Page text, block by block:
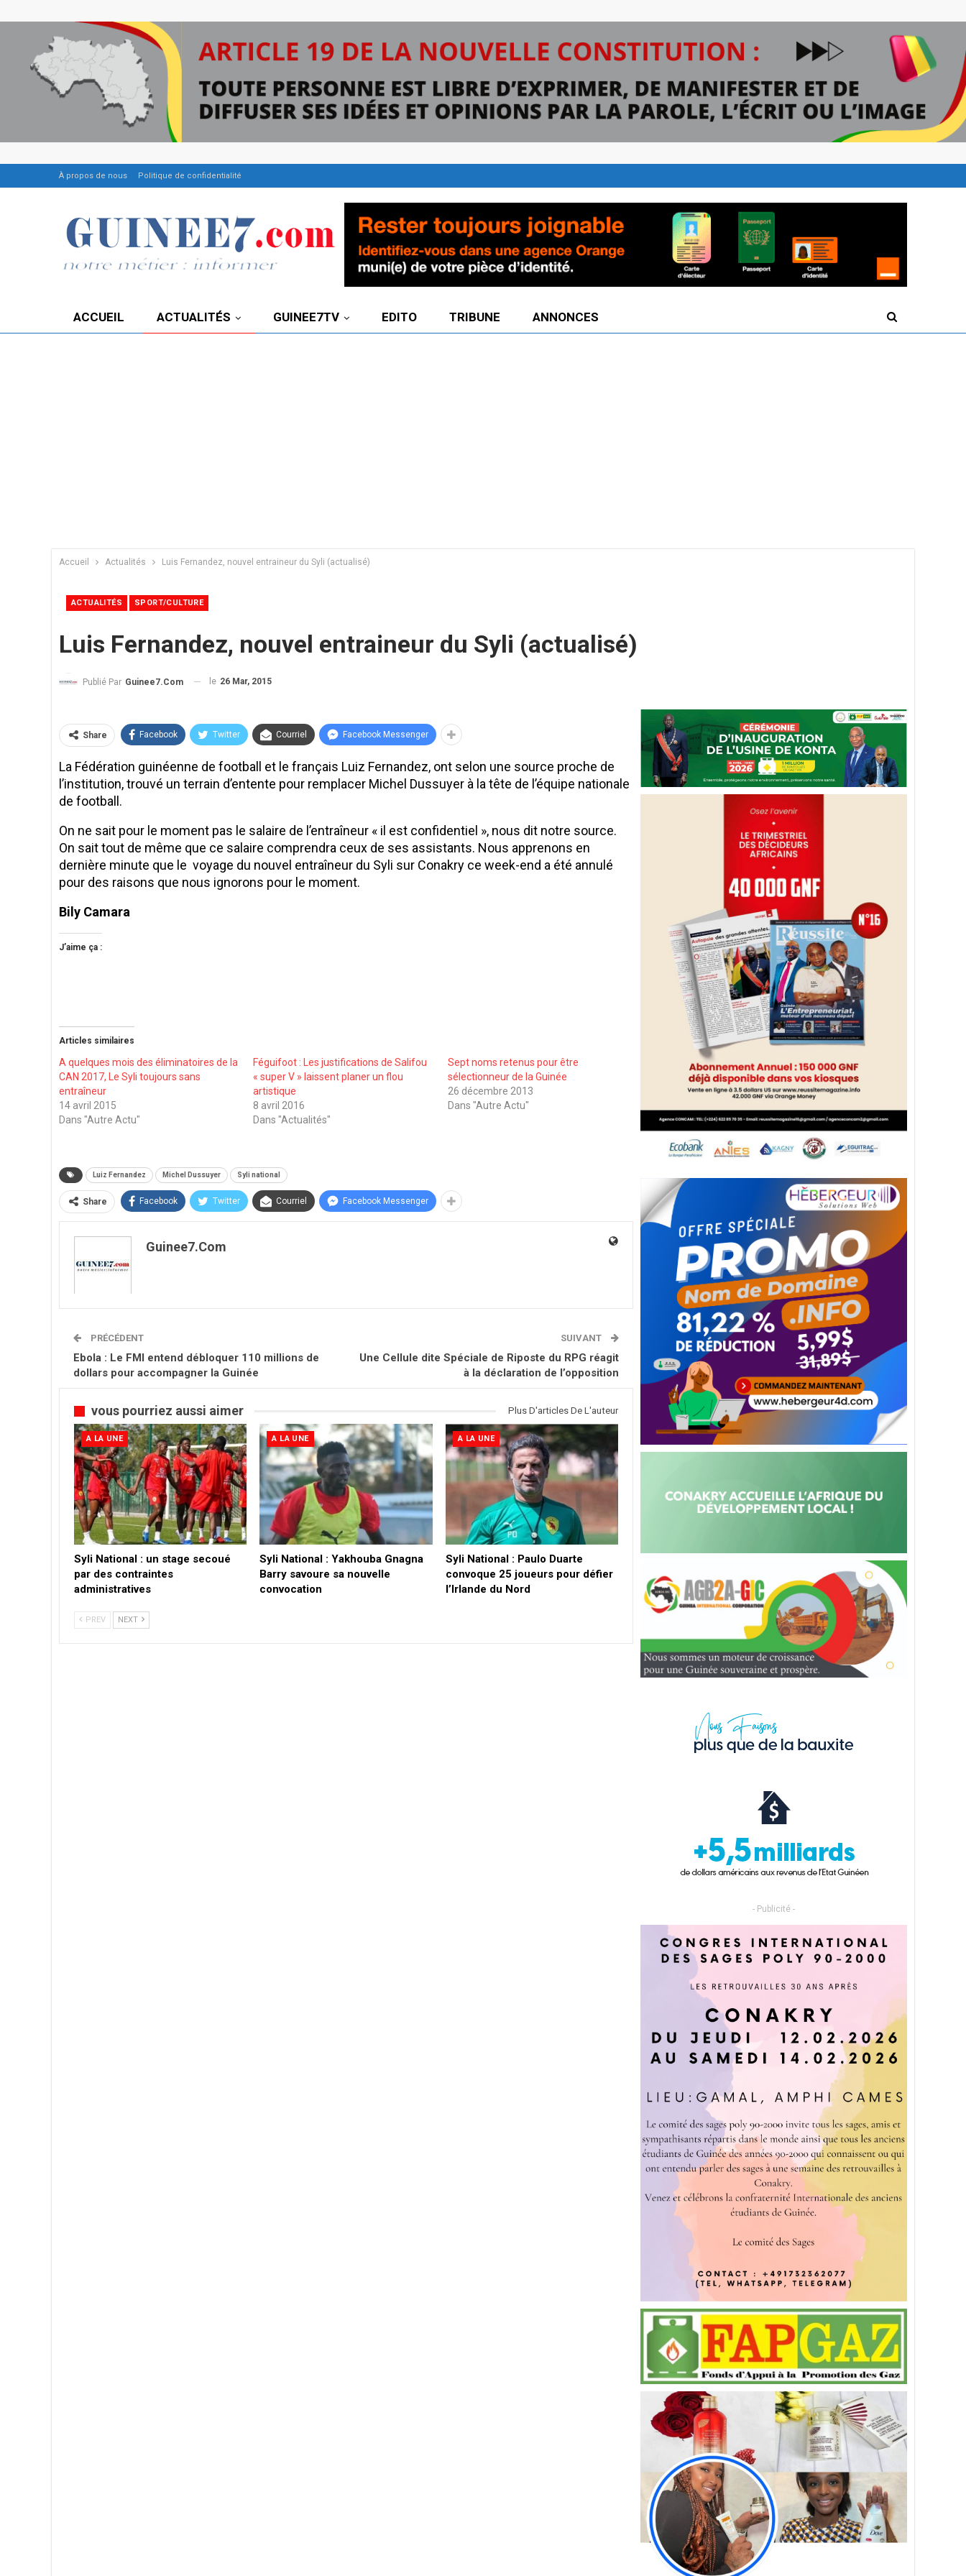
À propos de nous Politique de confidentialité
ACCUEIL ACTUALITÉS GUINEE7TV EDITO TRIBUNE ANNONCES
Accueil Actualités Luis Fernandez, nouvel entraineur du Syli (actualisé)
ACTUALITÉS SPORT/CULTURE
Luis Fernandez, nouvel entraineur du Syli (actualisé)
Publié Par Guinee7.com le 26 Mar, 2015
Share Facebook Twitter Courriel Facebook Messenger
La Fédération guinéenne de football et le français Luiz Fernandez, ont selon une source proche de
l’institution, trouvé un terrain d’entente pour remplacer Michel Dussuyer à la tête de l’équipe nationale
de football.
On ne sait pour le moment pas le salaire de l’entraîneur « il est confidentiel », nous dit notre source.
On sait tout de même que ce salaire comprendra ceux de ses assistants. Nous apprenons en
dernière minute que le voyage du nouvel entraîneur du Syli sur Conakry ce week-end a été annulé
pour des raisons que nous ignorons pour le moment.
Bily Camara
J’aime ça :
Articles similaires
A quelques mois des éliminatoires de la
CAN 2017, Le Syli toujours sans
entraîneur
14 avril 2015
Dans "Autre Actu"
Féguifoot : Les justifications de Salifou
« super V » laissent planer un flou
artistique
8 avril 2016
Dans "Actualités"
Sept noms retenus pour être
sélectionneur de la Guinée
26 décembre 2013
Dans "Autre Actu"
Luiz Fernandez Michel Dussuyer Syli national
Share Facebook Twitter Courriel Facebook Messenger
Guinee7.com
PRÉCÉDENT
Ebola : Le FMI entend débloquer 110 millions de
dollars pour accompagner la Guinée
SUIVANT
Une Cellule dite Spéciale de Riposte du RPG réagit
à la déclaration de l’opposition
vous pourriez aussi aimer Plus D'articles De L'auteur
A LA UNE
Syli National : un stage secoué
par des contraintes
administratives
A LA UNE
Syli National : Yakhouba Gnagna
Barry savoure sa nouvelle
convocation
A LA UNE
Syli National : Paulo Duarte
convoque 25 joueurs pour défier
l’Irlande du Nord
PREV NEXT
- Publicité -